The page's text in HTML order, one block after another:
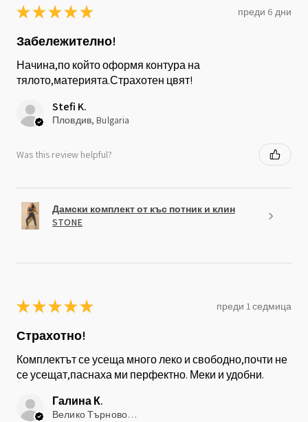
★★★★★ преди 6 дни
Забележително!
Начина,по който оформя контура на
тялото,материята.Страхотен цвят!
Stefi K.
Пловдив, Bulgaria
Was this review helpful?
Дамски комплект от къс потник и клин
STONE
★★★★★ преди 1 седмица
Страхотно!
Комплектът се усеща много леко и свободно,почти не
се усещат,паснаха ми перфектно. Меки и удобни.
Галина К.
Велико Търново, Bulgaria